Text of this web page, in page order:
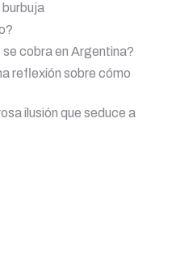
burbuja
se cobra en Argentina?
reflexión sobre cómo
ilusión que seduce a